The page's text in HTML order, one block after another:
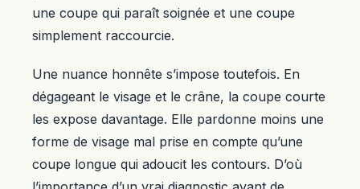
une coupe qui paraît soignée et une coupe
simplement raccourcie.
Une nuance honnête s’impose toutefois. En
dégageant le visage et le crâne, la coupe courte
les expose davantage. Elle pardonne moins une
forme de visage mal prise en compte qu’une
coupe longue qui adoucit les contours. D’où